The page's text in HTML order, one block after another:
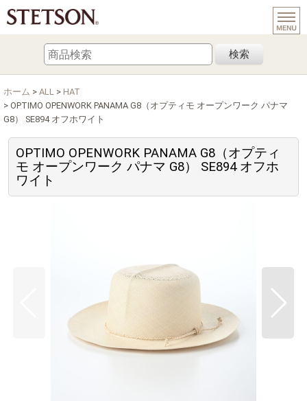
検索
ホーム > ALL > HAT
> OPTIMO OPENWORK PANAMA G8（オプティモ オープンワーク パナマ
G8） SE894 オフホワイト
OPTIMO OPENWORK PANAMA G8（オプティ
モ オープンワーク パナマ G8） SE894 オフホ
ワイト